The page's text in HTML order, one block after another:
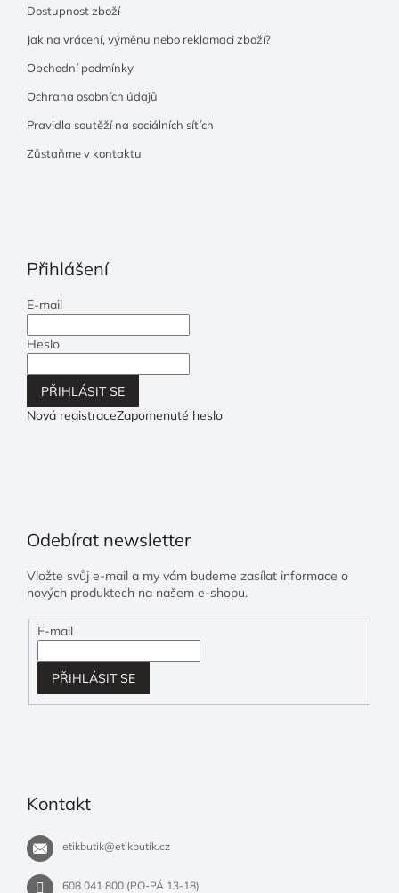
Dostupnost zboží
Jak na vrácení, výměnu nebo reklamaci zboží?
Obchodní podmínky
Ochrana osobních údajů
Pravidla soutěží na sociálních sítích
Zůstaňme v kontaktu
Přihlášení
E-mail
Heslo
PŘIHLÁSIT SE
Nová registraceZapomenuté heslo
Odebírat newsletter
Vložte svůj e-mail a my vám budeme zasílat informace o
nových produktech na našem e-shopu.
E-mail
PŘIHLÁSIT SE
Kontakt
etikbutik@etikbutik.cz
608 041 800 (PO-PÁ 13-18)